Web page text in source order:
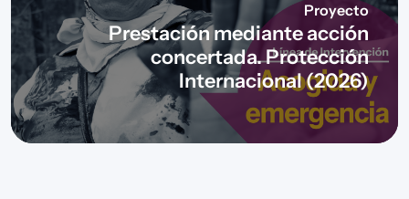
Proyecto
Prestación mediante acción
concertada. Protección
Internacional (2026)